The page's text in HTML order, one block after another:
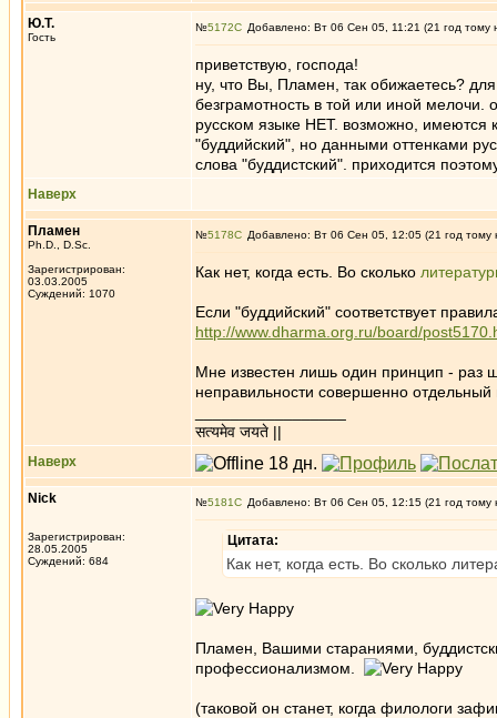
Ю.Т.
Гость
№5172 Добавлено: Вт 06 Сен 05, 11:21 (21 год тому
приветствую, господа!
ну, что Вы, Пламен, так обижаетесь?
безграмотность в той или иной мелочи.
русском языке НЕТ. возможно, имеются
"буддийский", но данными оттенками
слова "буддистский". приходится
Наверх
Пламен
Ph.D., D.Sc.
Зарегистрирован:
03.03.2005
Суждений: 1070
№5178 Добавлено: Вт 06 Сен 05, 12:05 (21 год тому
Как нет, когда есть. Во сколько
Если "буддийский" соответствует
http://www.dharma.org.ru/board/
Мне известен лишь один принцип - раз
неправильности совершенно отдельный
सत्यमेव जयते ||
Наверх
Nick
Зарегистрирован:
28.05.2005
Суждений: 684
№5181 Добавлено: Вт 06 Сен 05, 12:15 (21 год тому
Цитата:
Как нет, когда есть. Во сколько
Пламен, Вашими стараниями,
профессионализмом.
(таковой он станет, когда филологи